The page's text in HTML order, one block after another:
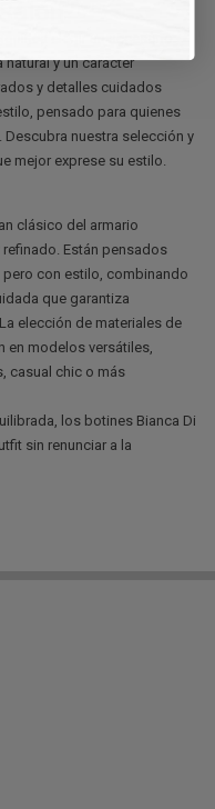
y un carácter
y detalles cuidados
pensado para quienes
nuestra selección y
mejor exprese su estilo.
clásico del armario
Están pensados
con estilo, combinando
que garantiza
elección de materiales de
en modelos versátiles,
casual chic o más
los botines Bianca Di
sin renunciar a la